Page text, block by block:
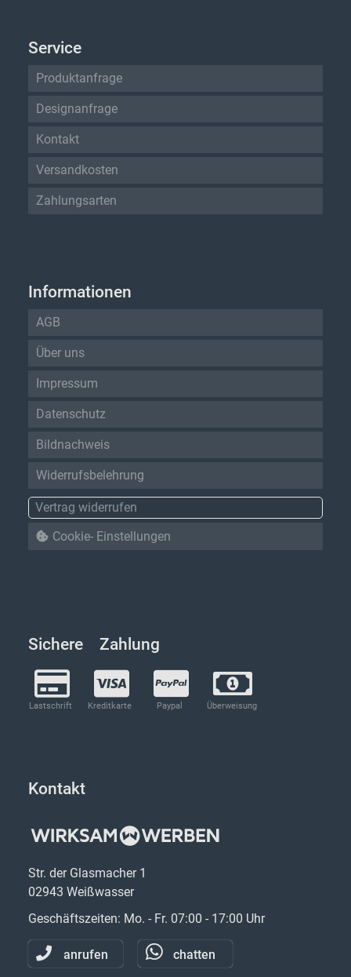
Sichere Zahlung
Lastschrift Kreditkarte Paypal Überweisung
Service
Produktanfrage
Designanfrage
Kontakt
Versandkosten
Zahlungsarten
Informationen
AGB
Über uns
Impressum
Datenschutz
Bildnachweis
Widerrufsbelehrung
Vertrag widerrufen
Cookie- Einstellungen
Kontakt
Str. der Glasmacher 1
02943 Weißwasser
Geschäftszeiten: Mo. - Fr. 07:00 - 17:00 Uhr
anrufen chatten